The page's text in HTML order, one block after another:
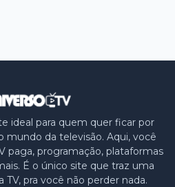
ideal para quem quer ficar por
mundo da televisão. Aqui, você
paga, programação, plataformas
É o único site que traz uma
pra você não perder nada.